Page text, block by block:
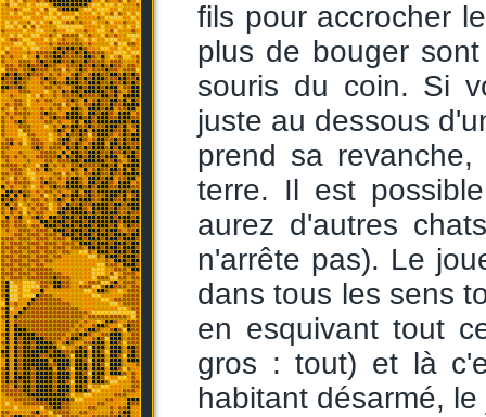
fils pour accrocher
plus de bouger
souris du coin. Si
juste au dessous
prend sa
terre. Il est
aurez d'autres
n'arrête pas). Le
dans tous les sens
en esquivant tout
gros : tout) et là
habitant désarmé,